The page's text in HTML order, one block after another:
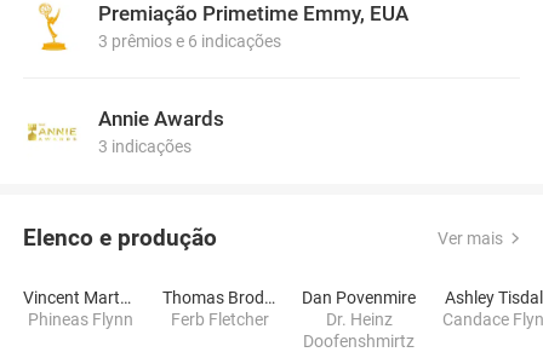
Premiação Primetime Emmy, EUA
3 prêmios e 6 indicações
Annie Awards
3 indicações
Elenco e produção Ver mais
Vincent Martella
Phineas Flynn
Thomas Brodie-Sangster
Ferb Fletcher
Dan Povenmire
Dr. Heinz
Doofenshmirtz
Ashley
Candace